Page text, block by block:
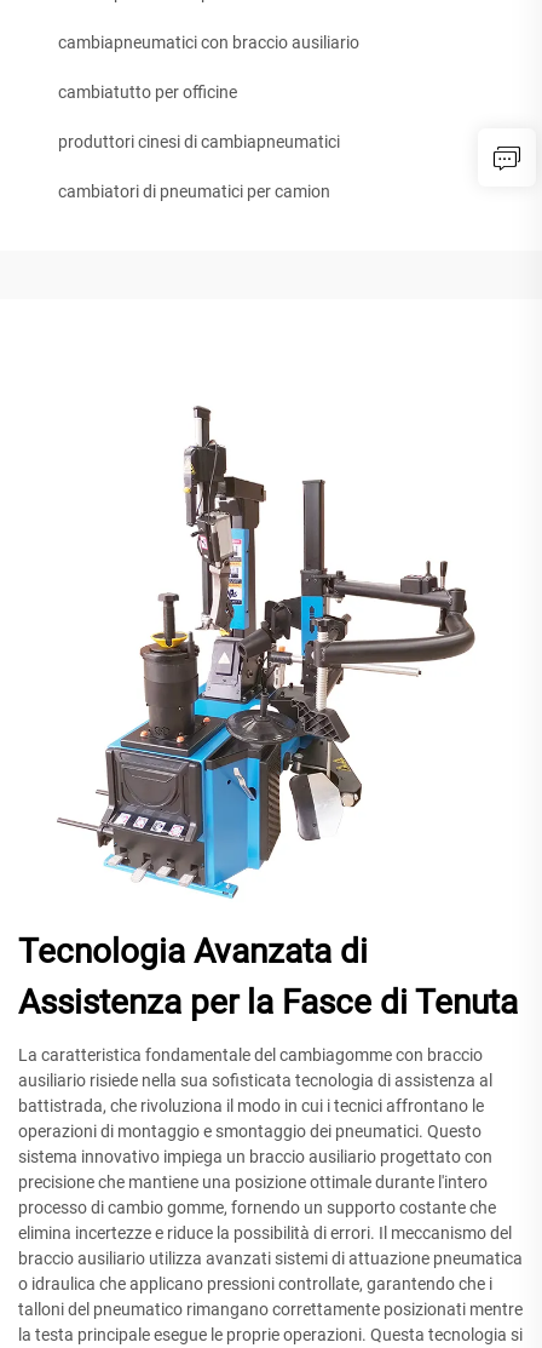
cambiapneumatici con braccio ausiliario
cambiatutto per officine
produttori cinesi di cambiapneumatici
cambiatori di pneumatici per camion
Tecnologia Avanzata di
Assistenza per la Fasce di Tenuta
La caratteristica fondamentale del cambiagomme con braccio
ausiliario risiede nella sua sofisticata tecnologia di assistenza al
battistrada, che rivoluziona il modo in cui i tecnici affrontano le
operazioni di montaggio e smontaggio dei pneumatici. Questo
sistema innovativo impiega un braccio ausiliario progettato con
precisione che mantiene una posizione ottimale durante l'intero
processo di cambio gomme, fornendo un supporto costante che
elimina incertezze e riduce la possibilità di errori. Il meccanismo del
braccio ausiliario utilizza avanzati sistemi di attuazione pneumatica
o idraulica che applicano pressioni controllate, garantendo che i
talloni del pneumatico rimangano correttamente posizionati mentre
la testa principale esegue le proprie operazioni. Questa tecnologia si